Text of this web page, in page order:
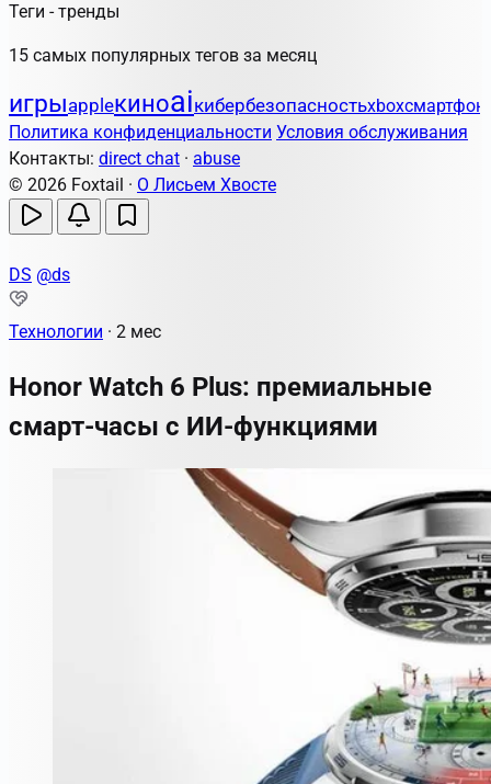
Теги - тренды
15 самых популярных тегов за месяц
игрыappleкиноaiкибербезопасностьxbox
Политика конфиденциальности Условия обслуживания
Контакты: direct chat · abuse
© 2026 Foxtail · О Лисьем Хвосте
DS @ds
Технологии · 2 мес
Honor Watch 6 Plus: премиальные
смарт-часы с ИИ-функциями